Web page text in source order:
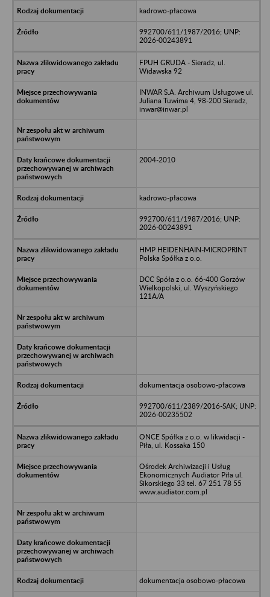
kadrowo-płacowa
992700/611/1987/2016; UNP:
2026-00243891
FPUH GRUDA - Sieradz, ul.
Widawska 92
INWAR S.A. Archiwum Usługowe ul.
Juliana Tuwima 4, 98-200 Sieradz,
inwar@inwar.pl
2004-2010
kadrowo-płacowa
992700/611/1987/2016; UNP:
2026-00243891
HMP HEIDENHAIN-MICROPRINT
Polska Spółka z o.o.
DCC Spóła z o.o. 66-400 Gorzów
Wielkopolski, ul. Wyszyńskiego
121A/A
dokumentacja osobowo-płacowa
992700/611/2389/2016-SAK; UNP:
2026-00235502
ONCE Spółka z o.o. w likwidacji -
Piła, ul. Kossaka 150
Ośrodek Archiwizacji i Usług
Ekonomicznych Audiator Piła ul.
Sikorskiego 33 tel. 67 251 78 55
www.audiator.com.pl
dokumentacja osobowo-płacowa